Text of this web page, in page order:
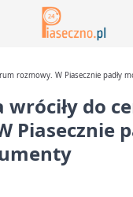
rozmowy. W Piasecznie padły
wróciły do
Piasecznie